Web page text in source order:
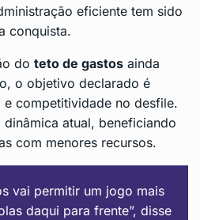
eficiente tem sido
conquista.
do teto de gastos ainda
o objetivo declarado é
competitividade no desfile.
atual, beneficiando
com menores recursos.
vai permitir um jogo mais
daqui para frente”, disse